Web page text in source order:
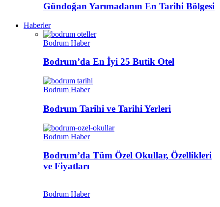
Gündoğan Yarımadanın En Tarihi Bölgesi
Haberler
Bodrum Haber
Bodrum’da En İyi 25 Butik Otel
Bodrum Haber
Bodrum Tarihi ve Tarihi Yerleri
Bodrum Haber
Bodrum’da Tüm Özel Okullar, Özellikleri
ve Fiyatları
Bodrum Haber